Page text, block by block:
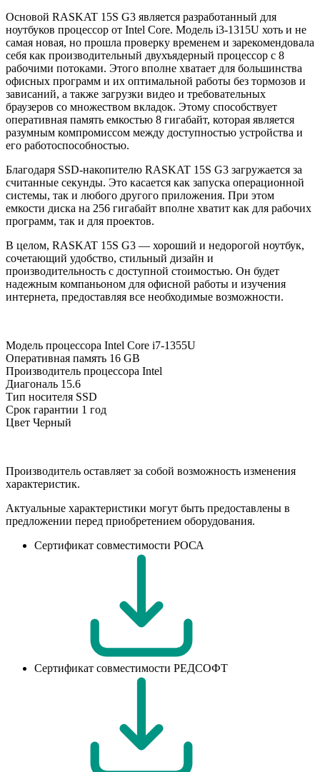
Основой RASKAT 15S G3 является разработанный для
ноутбуков процессор от Intel Core. Модель i3-1315U хоть и не
самая новая, но прошла проверку временем и зарекомендовала
себя как производительный двухъядерный процессор с 8
рабочими потоками. Этого вполне хватает для большинства
офисных программ и их оптимальной работы без тормозов и
зависаний, а также загрузки видео и требовательных
браузеров со множеством вкладок. Этому способствует
оперативная память емкостью 8 гигабайт, которая является
разумным компромиссом между доступностью устройства и
его работоспособностью.
Благодаря SSD-накопителю RASKAT 15S G3 загружается за
считанные секунды. Это касается как запуска операционной
системы, так и любого другого приложения. При этом
емкости диска на 256 гигабайт вполне хватит как для рабочих
программ, так и для проектов.
В целом, RASKAT 15S G3 — хороший и недорогой ноутбук,
сочетающий удобство, стильный дизайн и
производительность с доступной стоимостью. Он будет
надежным компаньоном для офисной работы и изучения
интернета, предоставляя все необходимые возможности.
Модель процессора Intel Core i7-1355U
Оперативная память 16 GB
Производитель процессора Intel
Диагональ 15.6
Тип носителя SSD
Срок гарантии 1 год
Цвет Черный
Производитель оставляет за собой возможность изменения
характеристик.
Актуальные характеристики могут быть предоставлены в
предложении перед приобретением оборудования.
Сертификат совместимости РОСА
Сертификат совместимости РЕДСОФТ